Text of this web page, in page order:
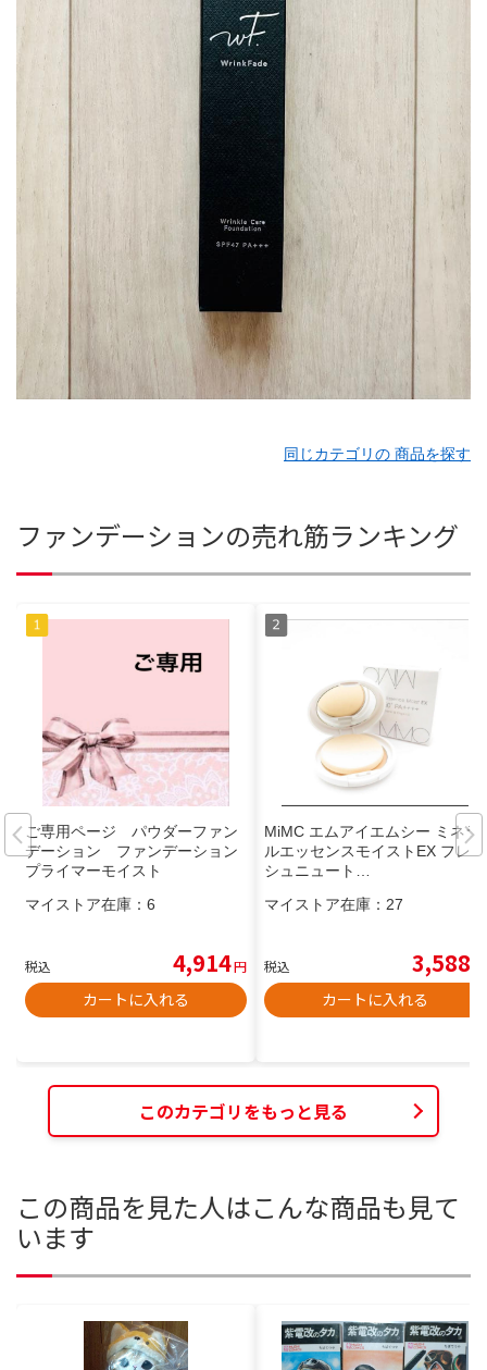
同じカテゴリの 商品を探す
ファンデーションの売れ筋ランキング
ご専用ページ パウダーファン
デーション ファンデーション
プライマーモイスト
マイストア在庫： 6
税込 4,914円
カートに入れる
MiMC エムアイエムシー ミネラ
ルエッセンスモイストEX フレッ
シュニュート…
マイストア在庫： 27
税込 3,588
カートに入れる
このカテゴリをもっと見る
この商品を見た人はこんな商品も見て
います